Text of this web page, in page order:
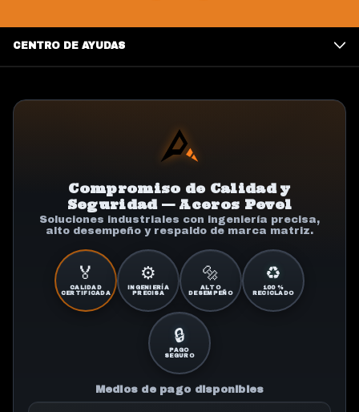
CENTRO DE AYUDAS
Compromiso de Calidad y
Seguridad — Aceros Pevel
Soluciones industriales con ingeniería precisa,
alto desempeño y respaldo de marca matriz.
🏅
CALIDAD
CERTIFICADA
⚙️
INGENIERÍA
PRECISA
🔩
ALTO
DESEMPEÑO
♻️
100 %
RECICLADO
🔒
PAGO
SEGURO
Medios de pago disponibles